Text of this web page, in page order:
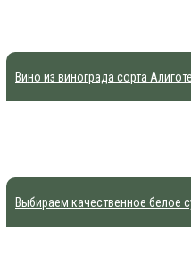
Вино из винограда сорта Алиготе
Выбираем качественное белое